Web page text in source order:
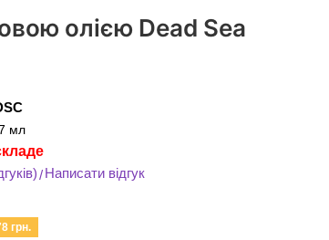
олією Dead Sea
мл
/Написати відгук
грн.